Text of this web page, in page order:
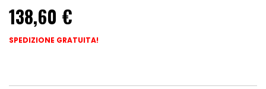
138,60 €
SPEDIZIONE GRATUITA!